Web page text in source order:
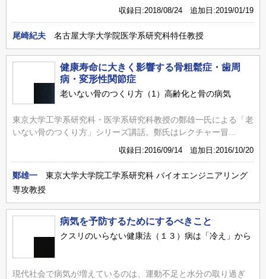
収録日:2018/08/24 追加日:2019/01/19
尾崎紀夫 名古屋大学大学院医学系研究科特任教授
健康寿命に大きく影響する骨粗鬆症・歯周
病・変形性関節症
老いない骨のつくり方（1）高齢化と骨の病気
東京大学工学系研究科・医学系研究科教授の鄭雄一氏による「老
いない骨のつくり方」シリーズ講話。鄭氏はレクチャー冒...
収録日:2016/09/14 追加日:2016/10/20
鄭雄一
東京大学大学院工学系研究科 バイオエンジニアリング
専攻教授
病気を予防するためにするべきこと
クスリのいらない健康法（１３）病は「冷え」から
現代社会で病気が増えているのは、運動不足と水分の取り過ぎ